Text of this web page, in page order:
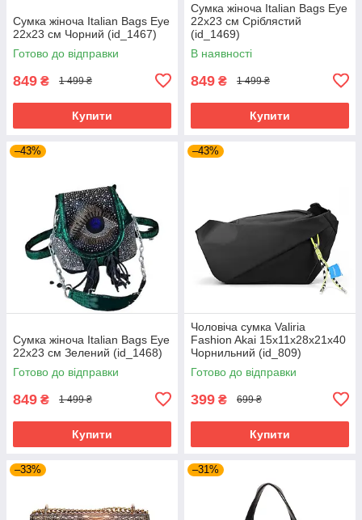
Сумка жіноча Italian Bags Eye
22х23 см Чорний (id_1467)
Готово до відправки
849 ₴ 1 499 ₴
Купити
Сумка жіноча Italian Bags Eye
22х23 см Сріблястий
(id_1469)
В наявності
849 ₴ 1 499 ₴
Купити
–43%
Сумка жіноча Italian Bags Eye
22х23 см Зелений (id_1468)
Готово до відправки
849 ₴ 1 499 ₴
Купити
–43%
Чоловіча сумка Valiria
Fashion Akai 15x11x28x21x40
Чорнильний (id_809)
Готово до відправки
399 ₴ 699 ₴
Купити
–33% –31%